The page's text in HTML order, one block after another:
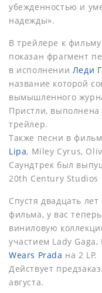
убежденностью и
надежды».
В трейлере к
показан фрагмент
в исполнении Леди
название которой
вымышленного
Пристли, выполнена
трейлер.
Также песни в
Lipa, Miley Cyrus,
Саундтрек был
20th Century Studios
Спустя двадцать
фильма, у вас
виниловую
участием Lady
Wears Prada на 2 LP.
Действует
августа.